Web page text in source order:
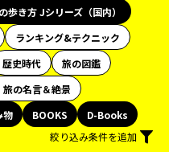
歩き方 Jシリーズ（国内）
ランキング&テクニック
歴史時代
旅の図鑑
旅の名言＆絶景
物 BOOKS
D-Books
絞り込み条件を追加